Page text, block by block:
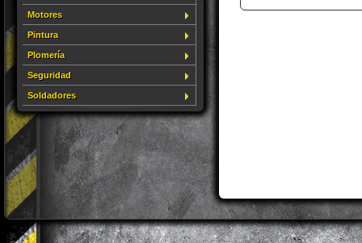
Motores
Pintura
Plomería
Seguridad
Soldadores